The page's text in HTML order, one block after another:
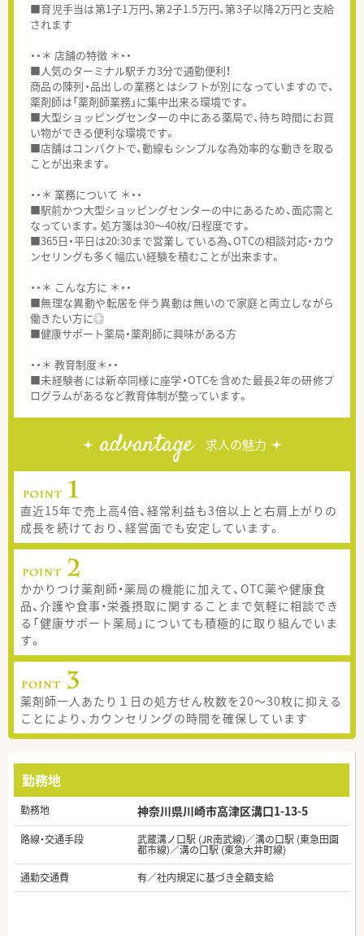
■育児手当は第1子1万円、第2子1.5万円、第3子以降2万円と支給
されます
・・＊ 店舗の特徴 ＊・・
■人気のターミナル駅チカ3分で通勤便利！
商品の陳列・品出しの業務とはシフトが別になっていますので、
薬剤師は「薬剤師業務」に集中出来る環境です。
■大型ショッピングセンターの中にある薬局で、待ち時間にお買
い物ができる便利な環境です。
■店舗はコンパクトで、動線もシンプルな為効率的な動きを取る
ことが出来ます。
・・＊ 業務について ＊・・
■駅前かつ大型ショッピングセンターの中にあるため、面応需と
なっています。処方箋は30～40枚/日程度です。
■365日・平日は20:30まで営業している為、OTCの相談対応・カウ
ンセリングも多く幅広い経験を積むことが出来ます。
・・＊ こんな方に ＊・・
■無理な異動や転居を伴う異動は無いので家庭と両立しながら
働きたい方に◎
■健康サポート薬局・薬剤師に興味がある方
・・＊ 教育制度＊・・
■未経験者には新卒同様に座学・OTCを含めた最長2年の研修プ
ログラムがあるなど教育体制が整っています。
advantage 求人の魅力
直近15年で売上高4倍、経常利益も3倍以上と右肩上がりの
成長を続けており、経営面でも安定しています。
かかりつけ薬剤師・薬局の機能に加えて、OTC薬や健康食
品、介護や食事・栄養摂取に関することまで気軽に相談でき
る「健康サポート薬局」についても積極的に取り組んでいま
す。
薬剤師一人あたり１日の処方せん枚数を20～30枚に抑える
ことにより、カウンセリングの時間を確保しています
勤務地
勤務地 神奈川県川崎市高津区溝口1-13-5
路線・交通手段 武蔵溝ノ口駅 (JR南武線)／溝の口駅 (東急田園
都市線)／溝の口駅 (東急大井町線)
通勤交通費
有／社内規定に基づき全額支給